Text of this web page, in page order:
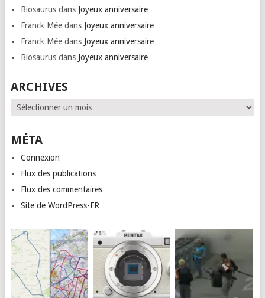
Biosaurusdans Joyeux anniversaire
Franck Méedans Joyeux anniversaire
Franck Méedans Joyeux anniversaire
Biosaurusdans Joyeux anniversaire
ARCHIVES
Archives
MÉTA
Connexion
Flux des publications
Flux des commentaires
Site de WordPress-FR